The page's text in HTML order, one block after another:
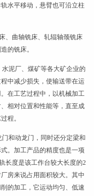
水平移动，悬臂也可沿立柱
、曲轴铣床、轧辊轴颈铣床
的铣床。
泥厂、煤矿等各大矿企业的
中减少损失，使输送带在运
在工艺过程中，以机械加工
相对位置和性能等，直至成
程。
和动龙门，同时还分定梁和
。加工产品的精度也是一项
长度是该工作台较大长度的2
房来说占用面积较大。其中
的加工，它运动均匀、低速